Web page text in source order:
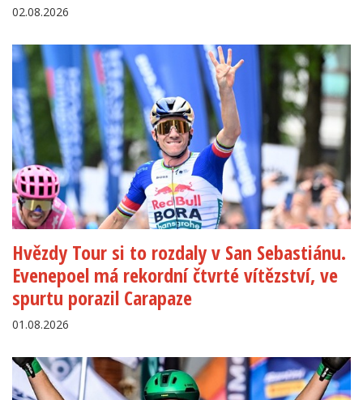
02.08.2026
Hvězdy Tour si to rozdaly v San Sebastiánu.
Evenepoel má rekordní čtvrté vítězství, ve
spurtu porazil Carapaze
01.08.2026